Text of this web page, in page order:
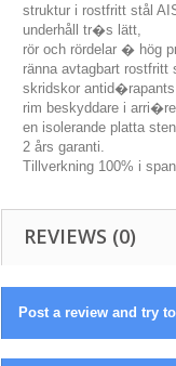
struktur i rostfritt stål
underhåll tr�s lätt,
rör och rördelar � hög
ränna avtagbart rostfritt
skridskor
rim beskyddare i
en isolerande platta
2 års garanti.
Tillverkning 100% i
REVIEWS (0)
Post a review and try